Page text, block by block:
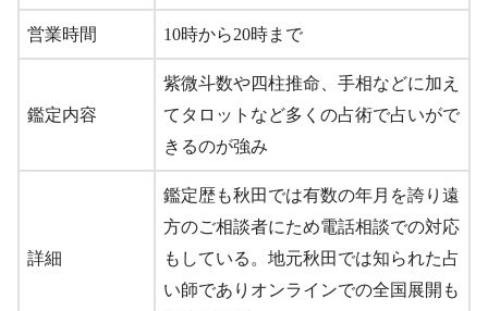
営業時間 10時から20時まで
鑑定内容
紫微斗数や四柱推命、手相などに加え
てタロットなど多くの占術で占いがで
きるのが強み
詳細
鑑定歴も秋田では有数の年月を誇り遠
方のご相談者にため電話相談での対応
もしている。地元秋田では知られた占
い師でありオンラインでの全国展開も